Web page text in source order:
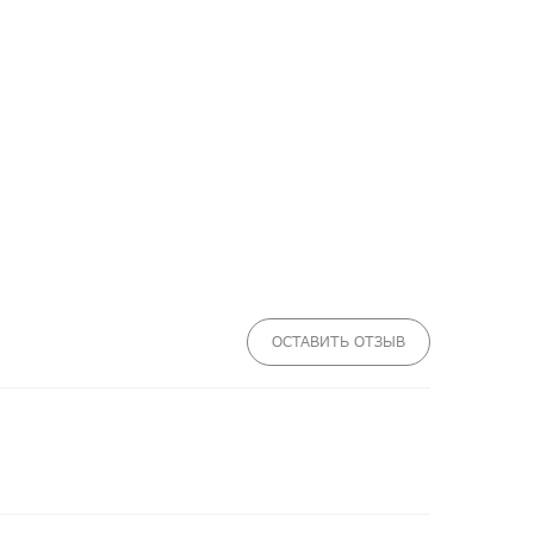
ОСТАВИТЬ ОТЗЫВ